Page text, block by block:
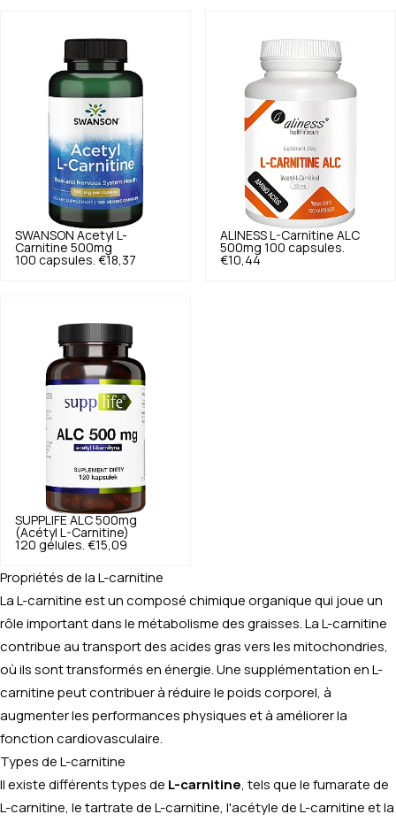
SWANSON Acetyl L-
Carnitine 500mg
100 capsules. €18,37
ALINESS
L-Carnitine ALC
500mg 100 capsules.
€10,44
SUPPLIFE ALC 500mg
(Acétyl L-Carnitine)
120 gélules. €15,09
Propriétés de la L-carnitine
La L-carnitine est un composé chimique organique qui joue un
rôle important dans le métabolisme des graisses. La L-carnitine
contribue au transport des acides gras vers les mitochondries,
où ils sont transformés en énergie. Une supplémentation en L-
carnitine peut contribuer à réduire le poids corporel, à
augmenter les performances physiques et à améliorer la
fonction cardiovasculaire.
Types de L-carnitine
Il existe différents types de L-carnitine , tels que le fumarate de
L-carnitine, le tartrate de L-carnitine, l'acétyle de L-carnitine et la